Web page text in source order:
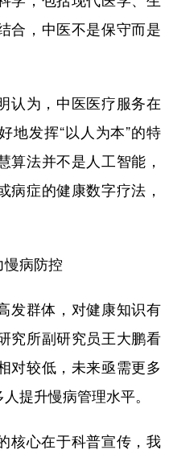
合，中医不是保守而是
为，中医医疗服务在
地发挥“以人为本”的特
算法并不是人工智能，
病症的健康数字疗法，
病防控
群体，对健康知识有
究所副研究员王大鹏看
对较低，未来亟需更多
提升慢病管理水平。
心在于科普宣传，我